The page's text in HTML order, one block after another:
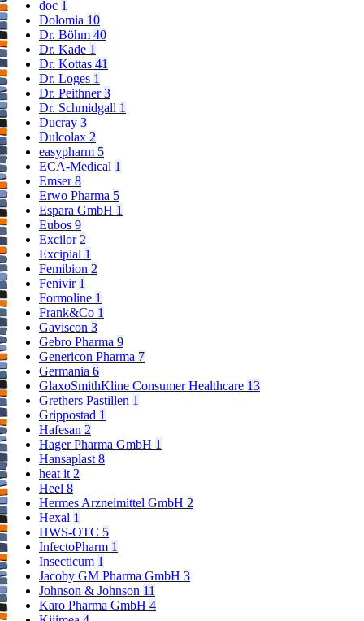
doc 1
Dolomia 10
Dr. Böhm 40
Dr. Kade 1
Dr. Kottas 41
Dr. Loges 1
Dr. Peithner3
Dr. Schmidgall 1
Ducray 3
Dulcolax 2
easypharm 5
ECA-Medical 1
Emser8
Erwo Pharma 5
Espara GmbH 1
Eubos 9
Excilor2
Excipial 1
Femibion 2
Fenivir 1
Formoline 1
Frank&Co 1
Gaviscon 3
Gebro Pharma 9
Genericon Pharma 7
Germania 6
GlaxoSmithKline Consumer Healthcare 13
Grethers Pastillen 1
Grippostad 1
Hafesan 2
Hager Pharma GmbH 1
Hansaplast8
heat it2
Heel 8
Hermes Arzneimittel GmbH 2
Hexal 1
HWS-OTC 5
InfectoPharm 1
Insecticum 1
Jacoby GM Pharma GmbH 3
Johnson & Johnson 11
Karo Pharma GmbH 4